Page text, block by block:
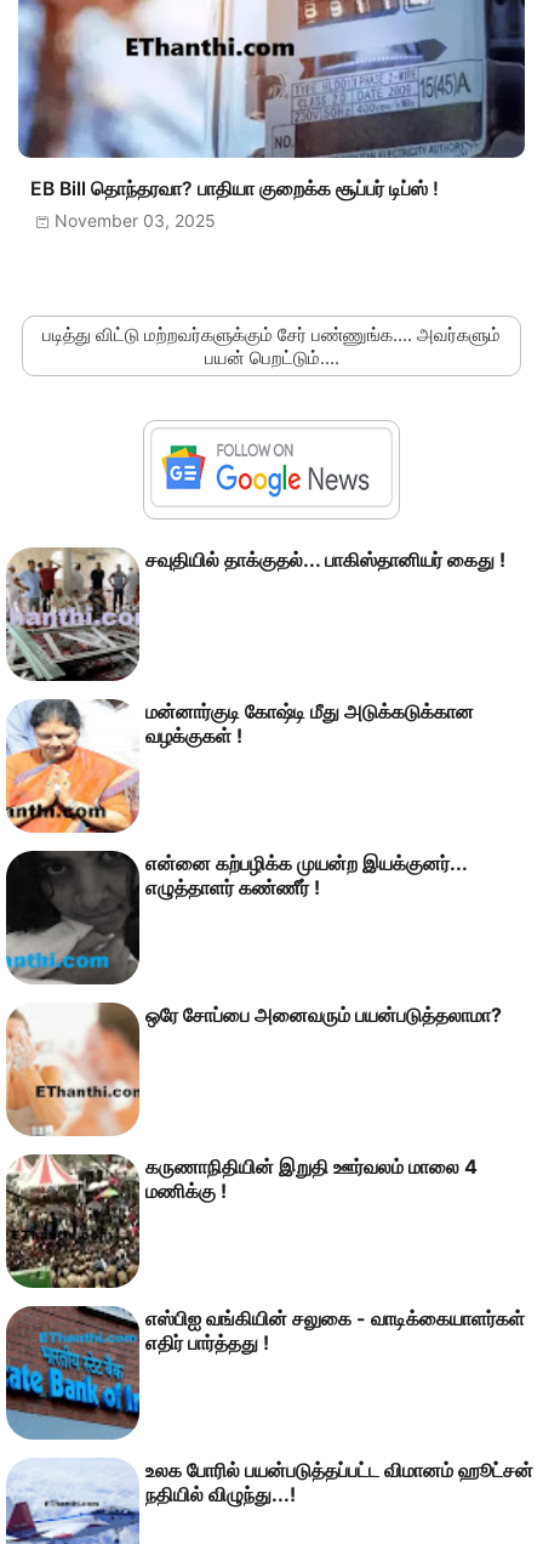
EB Bill தொந்தரவா? பாதியா குறைக்க சூப்பர் டிப்ஸ் !
November 03, 2025
படித்து விட்டு மற்றவர்களுக்கும் சேர் பண்ணுங்க.... அவர்களும்
பயன் பெறட்டும்....
சவுதியில் தாக்குதல் ... பாகிஸ்தானியர் கைது !
மன்னார்குடி கோஷ்டி மீது அடுக்கடுக்கான
வழக்குகள் !
என்னை கற்பழிக்க முயன்ற இயக்குனர்...
எழுத்தாளர் கண்ணீர் !
ஒரே சோப்பை அனைவரும் பயன்படுத்தலாமா?
கருணாநிதியின் இறுதி ஊர்வலம் மாலை 4
மணிக்கு !
எஸ்பிஐ வங்கியின் சலுகை - வாடிக்கையாளர்கள்
எதிர் பார்த்தது !
உலக போரில் பயன்படுத்தப்பட்ட விமானம் ஹூட்சன்
நதியில் விழுந்து...!